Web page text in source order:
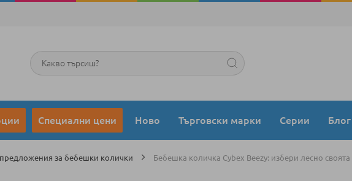
Търсене
Специални цени Ново Търговски марки Серии Блог
за бебешки колички Бебешка количка Cybex Beezy: избери лесно